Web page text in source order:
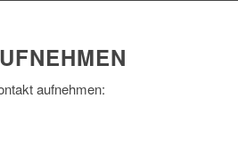
aufnehmen: